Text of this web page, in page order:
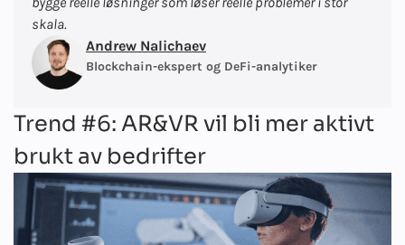
skala.
Andrew Nalichaev
Blockchain-ekspert og DeFi-analytiker
Trend #6: AR&VR vil bli mer aktivt
brukt av bedrifter